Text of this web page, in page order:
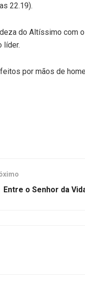
22.19).
do Altíssimo com
líder.
por mãos de
Entre o Senhor da